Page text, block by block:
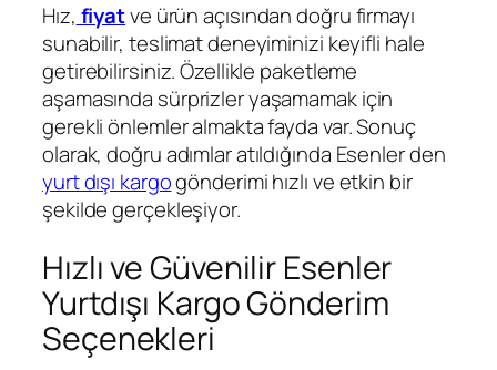
Hız, fiyatve ürün açısından doğru firmayı
sunabilir, teslimat deneyiminizi keyifli hale
getirebilirsiniz. Özellikle paketleme
aşamasında sürprizler yaşamamak için
gerekli önlemler almakta fayda var. Sonuç
olarak, doğru adımlar atıldığında Esenler den
yurt dışı kargogönderimi hızlı ve etkin bir
şekilde gerçekleşiyor.
Hızlı ve Güvenilir Esenler
Yurtdışı Kargo Gönderim
Seçenekleri